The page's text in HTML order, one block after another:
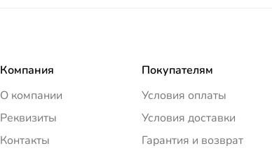
Компания
О компании
Реквизиты
Контакты
Покупателям
Условия оплаты
Условия доставки
Гарантия и возврат